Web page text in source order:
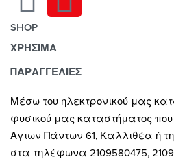
SHOP
Χαλιά
Κουρτίνες
Ρόλλερ Σκίασης
Γκαζόν
Δάπεδα
ΧΡΗΣΙΜΑ
Τρόποι Πληρωμής
Επιστροφές
Οροι και Προϋποθέσεις Χρήσης
Προστασία Απορρήτου
ΠΑΡΑΓΓΕΛΙΕΣ
Μέσω του ηλεκτρονικού μας
φυσικού μας καταστήματος που
Αγιων Πάντων 61, Καλλιθέα ή
στα τηλέφωνα 2109580475,